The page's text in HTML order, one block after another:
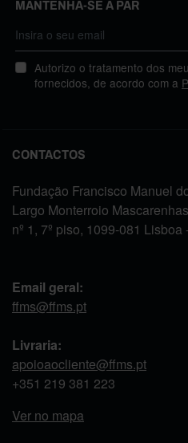
MANTENHA-SE A PAR
Autorizo o tratamento dos
fornecidos, de acordo com a
CONTACTOS
Fundação Francisco Manuel
Largo Monterroio
nº 1, 7º piso, 1099-081 Lisboa
Email geral:
ffms@ffms.pt
Livraria:
apoioaocliente@ffms.pt
+351 219 381 223
Ver no mapa